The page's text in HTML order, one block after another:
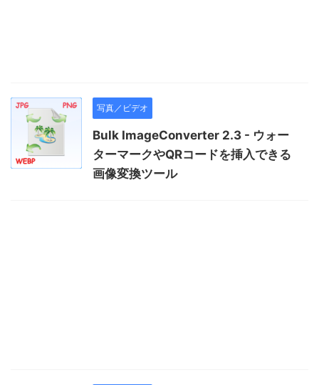
写真／ビデオ
Bulk ImageConverter 2.3 - ウォー
ターマークやQRコードを挿入できる
画像変換ツール